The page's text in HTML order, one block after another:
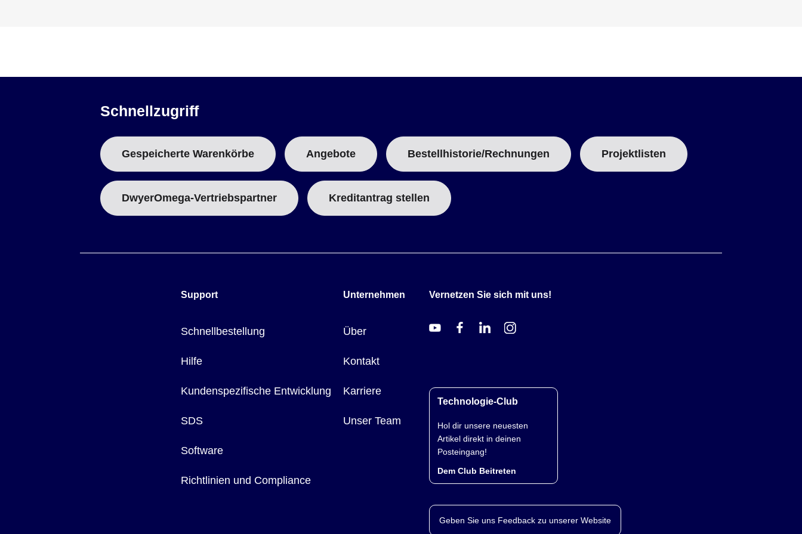
A
B
Schnellzugriff
Gespeicherte Warenkörbe Angebote Bestellhistorie/Rechnungen Projektlisten
DwyerOmega-Vertriebspartner Kreditantrag stellen
Support
Schnellbestellung
Hilfe
Kundenspezifische Entwicklung
SDS
Software
Richtlinien und Compliance
Unternehmen
Über
Kontakt
Karriere
Unser Team
Vernetzen Sie sich mit uns!
Technologie-Club
Hol dir unsere neuesten
Artikel direkt in deinen
Posteingang!
Dem Club Beitreten
Geben Sie uns Feedback zu unserer Website